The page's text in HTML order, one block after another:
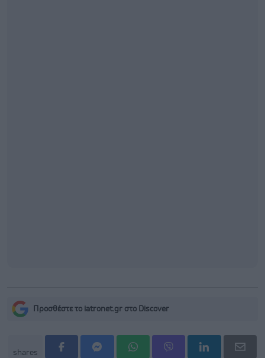
Προσθέστε το iatronet.gr στο Discover
shares